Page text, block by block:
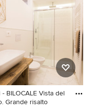
- BILOCALE Vista del
Grande risalto